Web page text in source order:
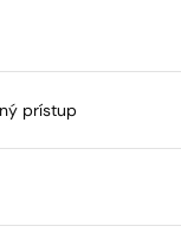
prístup